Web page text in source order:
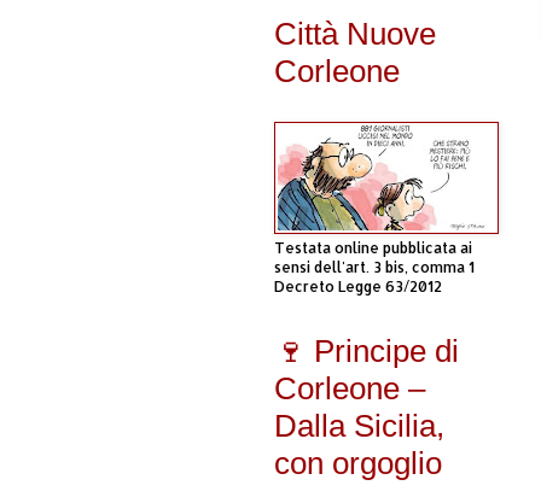
Città Nuove
Corleone
Testata online pubblicata ai
sensi dell'art. 3 bis, comma 1
Decreto Legge 63/2012
🍷 Principe di
Corleone –
Dalla Sicilia,
con orgoglio